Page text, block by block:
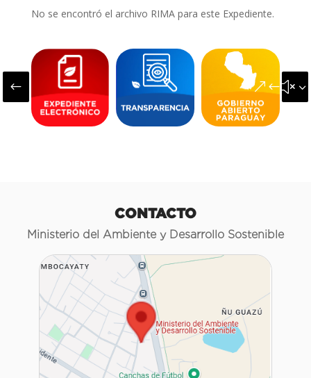
No se encontró el archivo RIMA para este Expediente.
#
CONTACTO
Ministerio del Ambiente y Desarrollo Sostenible